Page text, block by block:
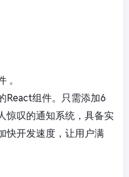
。
React组件。只需添加6
惊叹的通知系统，具备实
快开发速度，让用户满